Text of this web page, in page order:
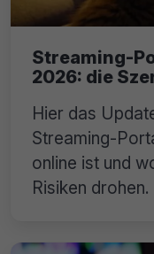
Streaming-
2026: die
Hier das
Streaming-
online ist und
Risiken drohen.